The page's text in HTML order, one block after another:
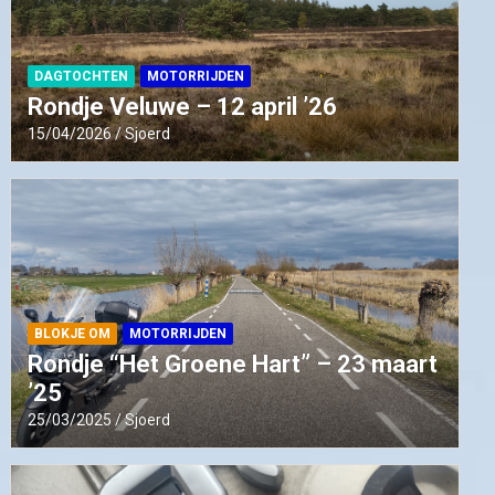
DAGTOCHTEN MOTORRIJDEN
Rondje Veluwe – 12 april ’26
15/04/2026 Sjoerd
BLOKJE OM MOTORRIJDEN
Rondje “Het Groene Hart” – 23 maart
’25
25/03/2025 Sjoerd